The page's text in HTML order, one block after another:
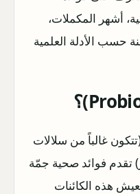
أشهر المكملات،
حسب الأدلة العلمية
غالباً من سلالات
تقدم فوائد صحية جمّة
هذه الكائنات